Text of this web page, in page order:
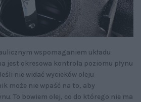
wspomaganiem układu
jest okresowa kontrola poziomu płynu
nie widać wycieków oleju
może nie wpaść na to, aby
To bowiem olej, co do którego nie ma